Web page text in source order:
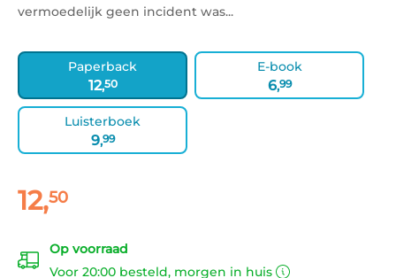
vermoedelijk geen incident was...
Paperback
12,50
E-book
6,99
Luisterboek
9,99
Paperback:
12,50
Op voorraad
Voor 20:00 besteld, morgen in huis